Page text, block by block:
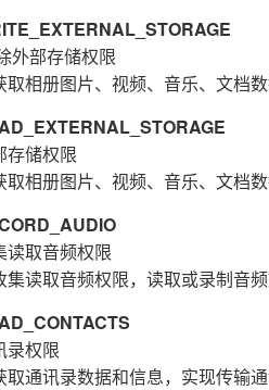
外部存储权限
取相册图片、视频、音乐、文档
存储权限
相册图片、视频、音乐、文档
读取音频权限
读取音频权限，读取或录制音
录权限
通讯录数据和信息，实现传输通